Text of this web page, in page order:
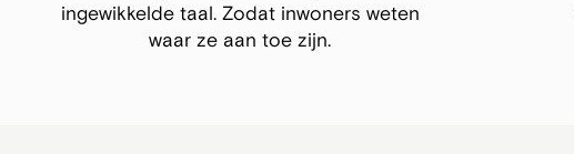
ingewikkelde taal. Zodat inwoners weten
waar ze aan toe zijn.